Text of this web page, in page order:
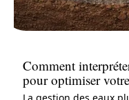
Comment
pour optimiser